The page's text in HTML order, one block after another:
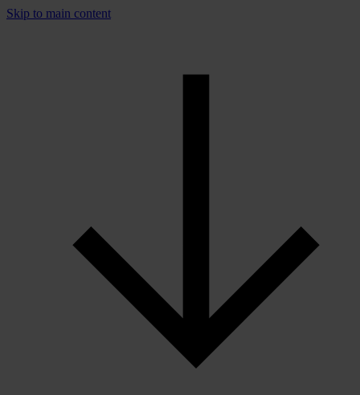
Skip to main content